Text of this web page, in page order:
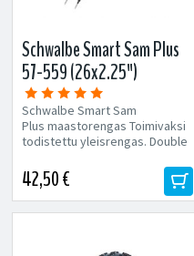
Schwalbe Smart Sam Plus
57-559 (26x2.25")
maastorengas
Schwalbe Smart Sam
Plus maastorengas Toimivaksi
todistettu yleisrengas. Double
rengas...
42,50 €